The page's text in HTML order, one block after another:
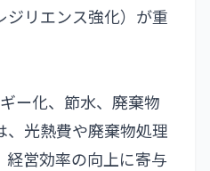
リエンス強化）が重
ー化、節水、廃棄物
、光熱費や廃棄物処理
営効率の向上に寄与